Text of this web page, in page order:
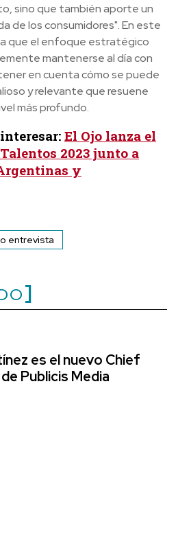
sino que también aporte un
de los consumidores". En este
que el enfoque estratégico
mantenerse al día con
en cuenta cómo se puede
y relevante que resuene
más profundo.
El Ojo lanza el
2023 junto a
y
entrevista
es el nuevo Chief
Publicis Media